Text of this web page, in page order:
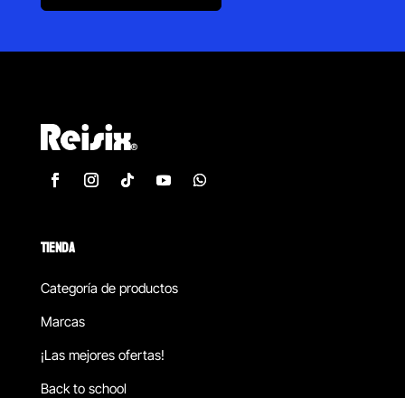
TIENDA
Categoría de productos
Marcas
¡Las mejores ofertas!
Back to school